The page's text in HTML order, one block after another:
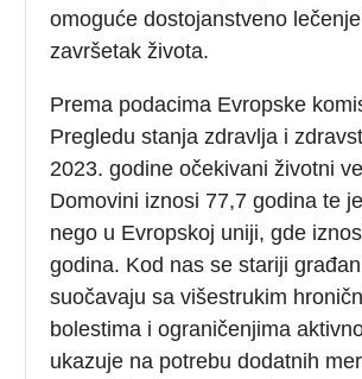
omoguće dostojanstveno
završetak života.
Prema podacima Evropske
Pregledu stanja zdravlja i
2023. godine očekivani životni
Domovini iznosi 77,7 godina te
nego u Evropskoj uniji, gde
godina. Kod nas se stariji
suočavaju sa višestrukim
bolestima i ograničenjima
ukazuje na potrebu dodatnih